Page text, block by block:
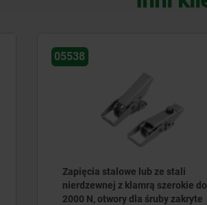
05538
Zapięcia stalowe lub ze stali
nierdzewnej z klamrą szerokie do
2000 N, otwory dla śruby zakryte